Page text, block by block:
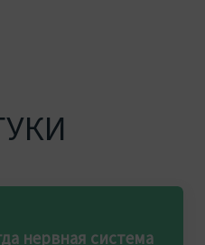
нервная система